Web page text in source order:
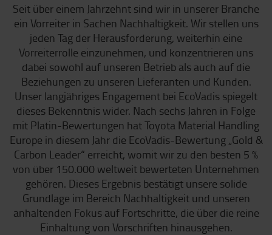
Seit über einem Jahrzehnt sind wir in unserer Branche
ein Vorreiter in Sachen Nachhaltigkeit. Wir stellen uns
jeden Tag der Herausforderung, weiterhin eine
Vorreiterrolle einzunehmen, und konzentrieren uns
dabei sowohl auf unseren Betrieb als auch auf die
Beziehungen zu unseren Lieferanten und Kunden.
Unser langjähriges Engagement bei EcoVadis spiegelt
dieses Bekenntnis wider. Nach sechs Jahren in Folge
mit Platin-Bewertungen hat Toyota Material Handling
Europe in diesem Jahr die EcoVadis-Bewertung „Gold &
Carbon Leader“ erreicht, womit wir zu den besten 5 %
von über 150.000 weltweit bewerteten Unternehmen
gehören. Dieses Ergebnis bestätigt unsere solide
Grundlage im Bereich Nachhaltigkeit und unseren
anhaltenden Fokus auf Fortschritte, die über die reine
Einhaltung von Vorschriften hinausgehen.